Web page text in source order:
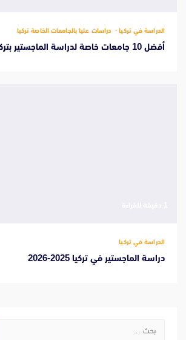
الدراسة في تركيا دراسات عليا بالجامعات الخاصة تركيا
أفضل 10 جامعات خاصة لدراسة الماجستير بتركيا
الدراسة في تركيا
دراسة الماجستير في تركيا 2025-2026
البحث